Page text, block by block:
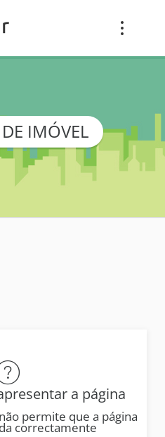
IMÓVEL
a página
permite que a página
correctamente